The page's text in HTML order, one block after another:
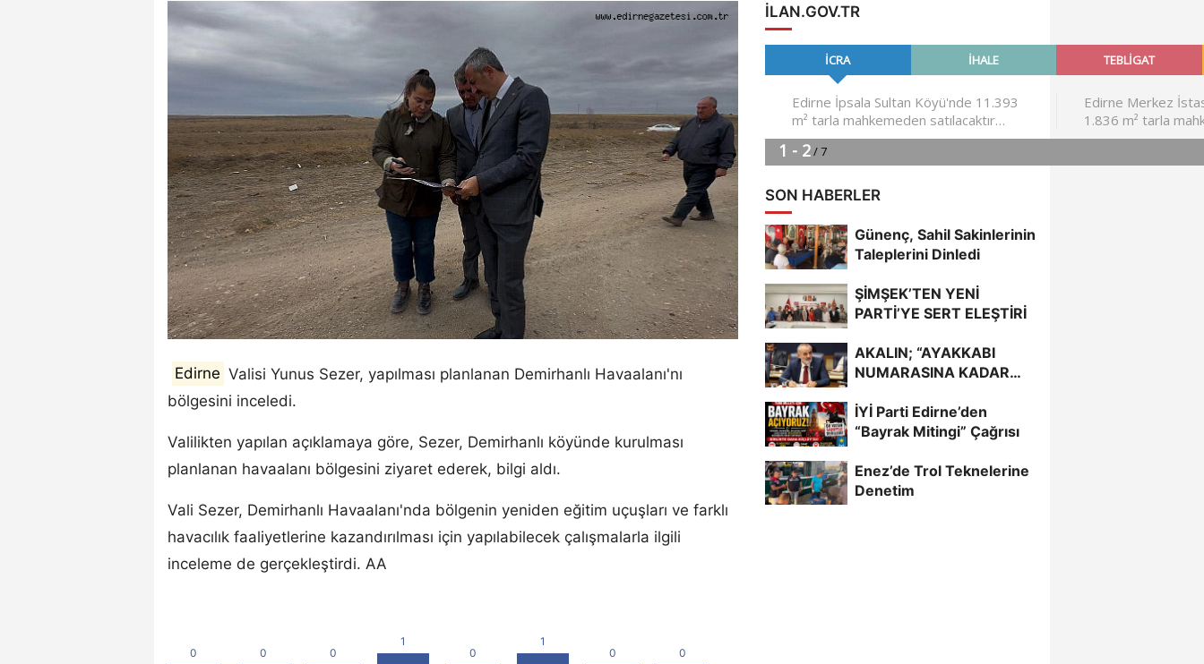
Edirne Valisi Yunus Sezer, yapılması planlanan Demirhanlı Havaalanı'nı
bölgesini inceledi.
Valilikten yapılan açıklamaya göre, Sezer, Demirhanlı köyünde kurulması
planlanan havaalanı bölgesini ziyaret ederek, bilgi aldı.
Vali Sezer, Demirhanlı Havaalanı'nda bölgenin yeniden eğitim uçuşları ve farklı
havacılık faaliyetlerine kazandırılması için yapılabilecek çalışmalarla ilgili
inceleme de gerçekleştirdi. AA
ILAN.GOV.TR
SON HABERLER
Günenç, Sahil Sakinlerinin
Taleplerini Dinledi
ŞİMŞEK’TEN YENİ
PARTİ’YE SERT ELEŞTİRİ
AKALIN; “AYAKKABI
NUMARASINA KADAR
ADRESİNİ Mİ
UNUTTUNUZ?”
İYİ Parti Edirne’den
“Bayrak Mitingi” Çağrısı
Enez’de Trol Teknelerine
Denetim